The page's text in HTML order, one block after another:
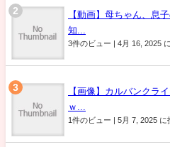
【動画】母ちゃん、息
知...
3件のビュー | 4月 16, 2025
【画像】カルバンクラ
ｗ...
1件のビュー | 5月 7, 2025 に